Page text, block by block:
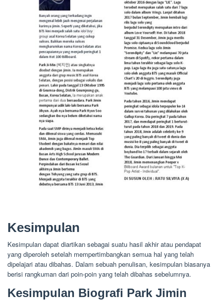
Kesimpulan
Kesimpulan dapat diartikan sebagai suatu hasil akhir atau pendapat
yang diperoleh setelah mempertimbangkan semua hal yang telah
dipelajari atau dibahas. Dalam sebuah penulisan, kesimpulan biasanya
berisi rangkuman dari poin-poin yang telah dibahas sebelumnya.
Kesimpulan Biografi Park Jimin